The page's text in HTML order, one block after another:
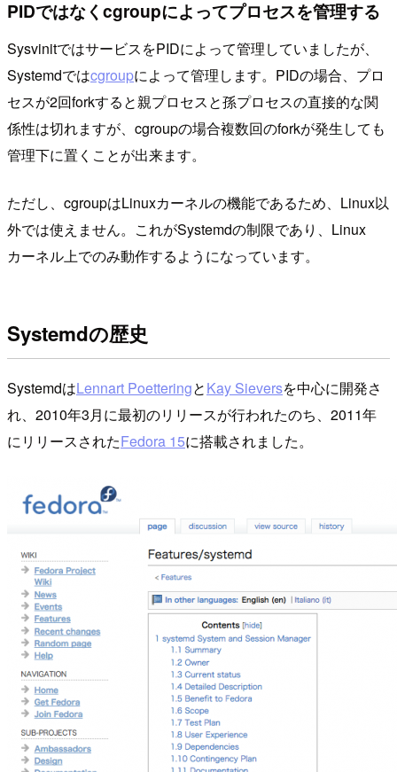
PIDではなくcgroupによってプロセスを管理する
SysvinitではサービスをPIDによって管理していましたが、
Systemdではcgroupによって管理します。PIDの場合、プロ
セスが2回forkすると親プロセスと孫プロセスの直接的な関
係性は切れますが、cgroupの場合複数回のforkが発生しても
管理下に置くことが出来ます。
ただし、cgroupはLinuxカーネルの機能であるため、Linux以
外では使えません。これがSystemdの制限であり、Linux
カーネル上でのみ動作するようになっています。
Systemdの歴史
SystemdはLennart PoetteringとKay Sieversを中心に開発さ
れ、2010年3月に最初のリリースが行われたのち、2011年
にリリースされたFedora 15に搭載されました。